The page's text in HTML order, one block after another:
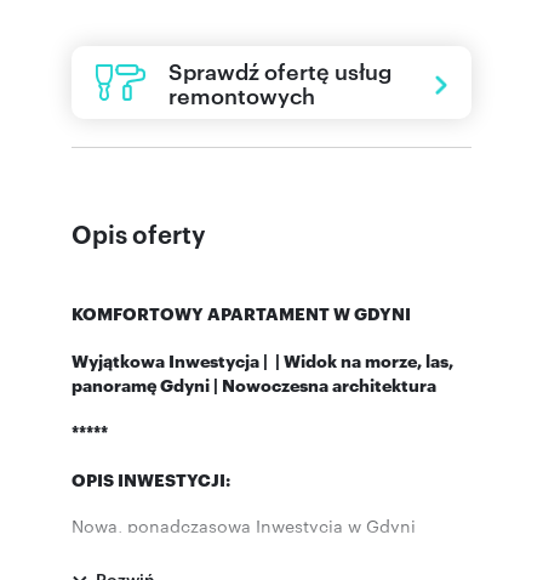
Sprawdź ofertę usług
remontowych
Opis oferty
KOMFORTOWY APARTAMENT W GDYNI
Wyjątkowa Inwestycja | | Widok na morze, las,
panoramę Gdyni | Nowoczesna architektura
*****
OPIS INWESTYCJI:
Nowa, ponadczasowa Inwestycja w Gdyni
Deweloperskiej